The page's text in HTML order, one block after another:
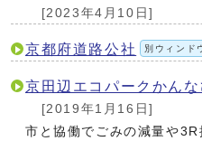
[2023年4月10日]
京都府道路公社 別ウィンド
京田辺エコパークかん
[2019年1月16日]
市と協働でごみの減量や